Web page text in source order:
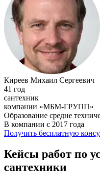
Киреев Михаил Сергеевич
41 год
сантехник
компании «МБМ-ГРУПП»
Образование средне
В компании с 2017 года
Получить бесплатную
Кейсы работ по
сантехники